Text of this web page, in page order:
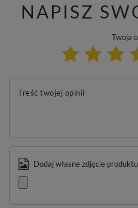
NAPISZ
Twoja
Treść twojej opinii
Dodaj własne zdjęcie